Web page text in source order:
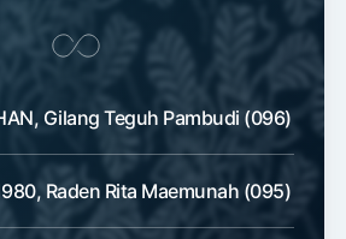
Gilang Teguh Pambudi (096)
Raden Rita Maemunah (095)